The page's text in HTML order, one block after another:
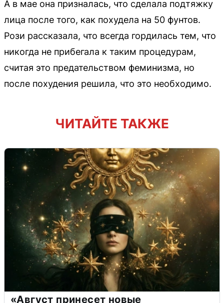
А в мае она призналась, что сделала подтяжку
лица после того, как похудела на 50 фунтов.
Рози рассказала, что всегда гордилась тем, что
никогда не прибегала к таким процедурам,
считая это предательством феминизма, но
после похудения решила, что это необходимо.
ЧИТАЙТЕ ТАКЖЕ
«Август принесет новые